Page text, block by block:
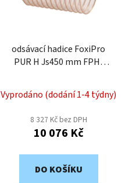
odsávací hadice FoxiPro
PUR H Js450 mm FPH-
Vyprodáno (dodání 1-4 týdny)
8 327 Kč bez DPH
10 076 Kč
DO KOŠÍKU